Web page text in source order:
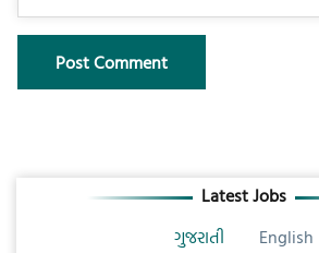
Latest Jobs
ગુજરાતી
English